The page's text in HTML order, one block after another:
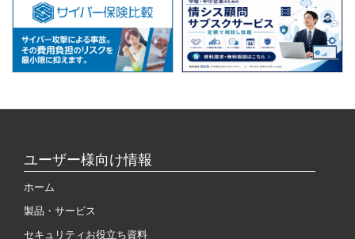
ユーザー様向け情報
ホーム
製品・サービス
セキュリティお役立ち資料